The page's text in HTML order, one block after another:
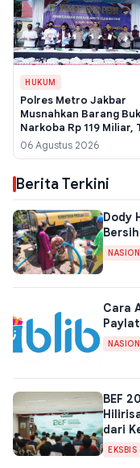
HUKUM
Polres Metro Jakbar
Musnahkan Barang
Narkoba Rp 119 Miliar,
Tersangka Diamankan
06 Agustus 2026
Berita Terkini
Dody
Cara
BEF
dari
EKSBIS